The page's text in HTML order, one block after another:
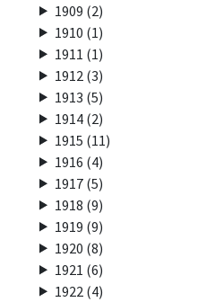
1909 (2)
1910 (1)
1911 (1)
1912 (3)
1913 (5)
1914 (2)
1915 (11)
1916 (4)
1917 (5)
1918 (9)
1919 (9)
1920 (8)
1921 (6)
1922 (4)